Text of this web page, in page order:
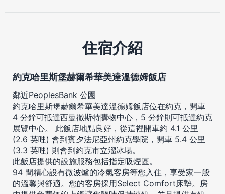
住宿介紹
約克哈里斯堡赫爾希華美達溫德姆飯店
鄰近PeoplesBank 公園
約克哈里斯堡赫爾希華美達溫德姆飯店位在約克，開車
4 分鐘可抵達西曼徹斯特購物中心，5 分鐘則可抵達約克
展覽中心。 此飯店地點良好，從這裡開車約 4.1 公里
(2.6 英哩) 會到賓夕法尼亞州約克學院，開車 5.4 公里
(3.3 英哩) 則會到約克市立溜冰場。
此飯店提供的設施服務包括指定吸煙區。
94 間精心設有微波爐的冷氣客房等您入住，享受家一般
的溫馨與舒適。您的客房採用Select Comfort床墊。房